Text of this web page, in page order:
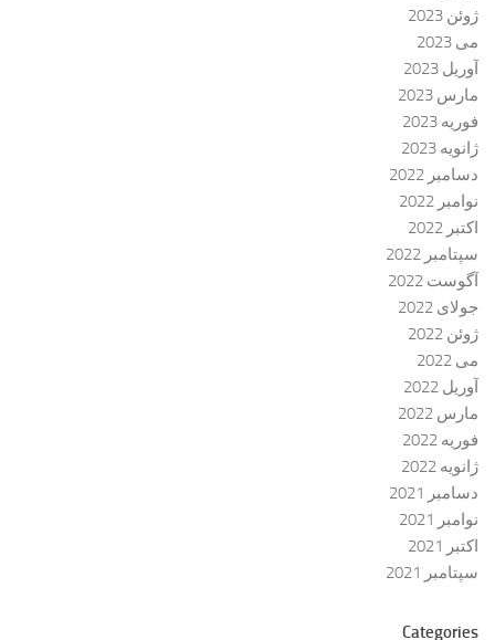
ژوئن 2023
می 2023
آوریل 2023
مارس 2023
فوریه 2023
ژانویه 2023
دسامبر 2022
نوامبر 2022
اکتبر 2022
سپتامبر 2022
آگوست 2022
جولای 2022
ژوئن 2022
می 2022
آوریل 2022
مارس 2022
فوریه 2022
ژانویه 2022
دسامبر 2021
نوامبر 2021
اکتبر 2021
سپتامبر 2021
Categories